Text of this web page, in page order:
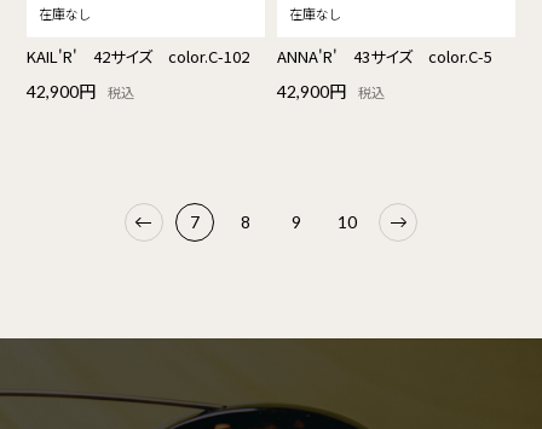
KAIL'R' 42サイズ color.C-102
42,900円 税込
ANNA'R' 43サイズ color.C-5
42,900円 税込
7 8 9 10